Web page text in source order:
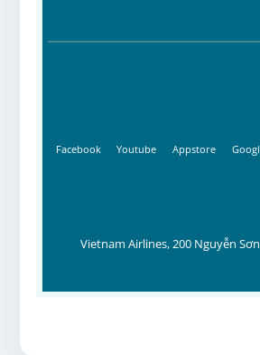
Facebook Youtube Appstore
Vietnam Airlines, 200 Nguyễn